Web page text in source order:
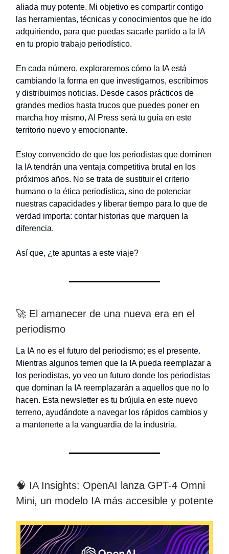
aliada muy potente. Mi objetivo es compartir contigo
las herramientas, técnicas y conocimientos que he ido
adquiriendo, para que puedas sacarle partido a la IA
en tu propio trabajo periodístico.
En cada número, exploraremos cómo la IA está
cambiando la forma en que investigamos, escribimos
y distribuimos noticias. Desde casos prácticos de
grandes medios hasta trucos que puedes poner en
marcha hoy mismo, AI Press será tu guía en este
territorio nuevo y emocionante.
Estoy convencido de que los periodistas que dominen
la IA tendrán una ventaja competitiva brutal en los
próximos años. No se trata de sustituir el criterio
humano o la ética periodística, sino de potenciar
nuestras capacidades y liberar tiempo para lo que de
verdad importa: contar historias que marquen la
diferencia.
Así que, ¿te apuntas a este viaje?
🚀 El amanecer de una nueva era en el
periodismo
La IA no es el futuro del periodismo; es el presente.
Mientras algunos temen que la IA pueda reemplazar a
los periodistas, yo veo un futuro donde los periodistas
que dominan la IA reemplazarán a aquellos que no lo
hacen. Esta newsletter es tu brújula en este nuevo
terreno, ayudándote a navegar los rápidos cambios y
a mantenerte a la vanguardia de la industria.
🧠 IA Insights: OpenAI lanza GPT-4 Omni
Mini, un modelo IA más accesible y potente